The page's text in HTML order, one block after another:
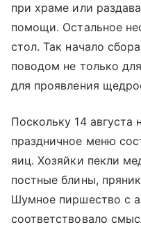
при храме или
помощи. Остальное
стол. Так начало
поводом не только
для проявления
Поскольку 14 августа
праздничное меню
яиц. Хозяйки пекли
постные блины,
Шумное пиршество с
соответствовало